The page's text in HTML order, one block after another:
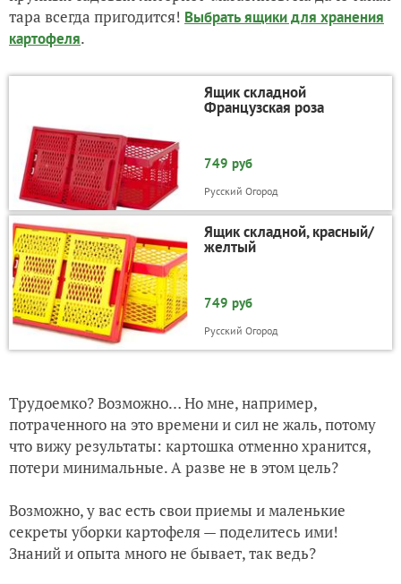
тара всегда пригодится! Выбрать ящики для хранения
картофеля.
Ящик складной
Французская роза
749 руб
Русский Огород
Ящик складной, красный/
желтый
749 руб
Русский Огород
Трудоемко? Возможно… Но мне, например,
потраченного на это времени и сил не жаль, потому
что вижу результаты: картошка отменно хранится,
потери минимальные. А разве не в этом цель?
Возможно, у вас есть свои приемы и маленькие
секреты уборки картофеля — поделитесь ими!
Знаний и опыта много не бывает, так ведь?